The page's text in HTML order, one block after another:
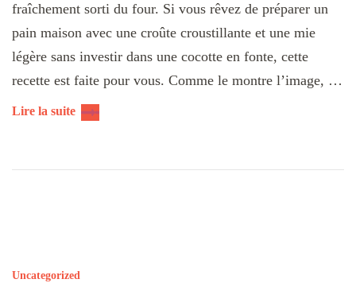
fraîchement sorti du four. Si vous rêvez de préparer un
pain maison avec une croûte croustillante et une mie
légère sans investir dans une cocotte en fonte, cette
recette est faite pour vous. Comme le montre l’image, …
Lire la suite
Uncategorized